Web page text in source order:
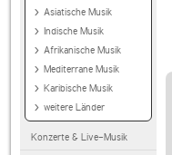
Asiatische Musik
Indische Musik
Afrikanische Musik
Mediterrane Musik
Karibische Musik
weitere Länder
Konzerte & Live-Musik